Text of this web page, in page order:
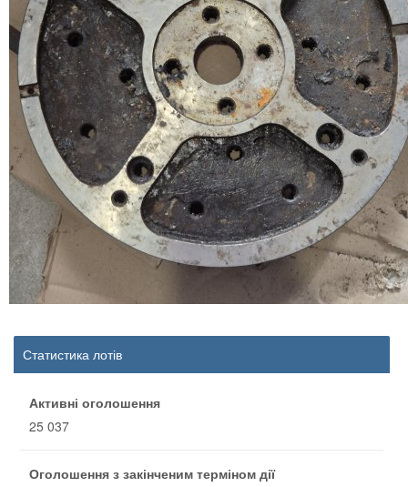
Статистика лотів
Активні оголошення
25 037
Оголошення з закінченим терміном дії